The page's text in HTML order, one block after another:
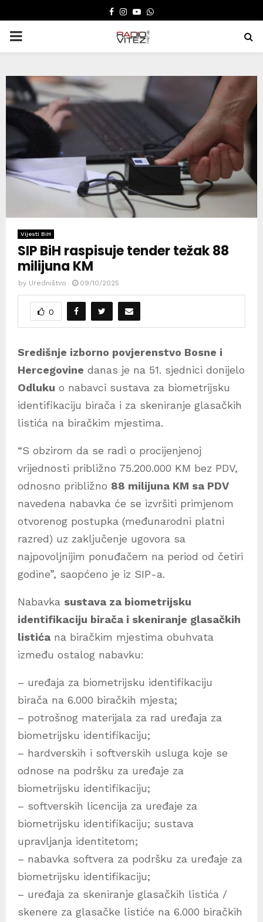
FACEBOOK
INSTAGRAM
YOUTUBE
WHATSAPP
PRIMARY
Vijesti BiH
SIP BiH raspisuje tender težak 88
milijuna KM
by Uredništvo 09/10/2025
0
Središnje izborno povjerenstvo Bosne i
Hercegovine danas je na 51. sjednici donijelo
Odluku o nabavci sustava za biometrijsku
identifikaciju birača i za skeniranje glasačkih
listića na biračkim mjestima.
“S obzirom da se radi o procijenjenoj
vrijednosti približno 75.200.000 KM bez PDV,
odnosno približno 88 milijuna KM sa PDV
navedena nabavka će se izvršiti primjenom
otvorenog postupka (međunarodni platni
razred) uz zaključenje ugovora sa
najpovoljnijim ponuđačem na period od četiri
godine”, saopćeno je iz SIP-a.
Nabavka sustava za biometrijsku
identifikaciju birača i skeniranje glasačkih
listića na biračkim mjestima obuhvata
između ostalog nabavku:
– uređaja za biometrijsku identifikaciju
birača na 6.000 biračkih mjesta;
– potrošnog materijala za rad uređaja za
biometrijsku identifikaciju;
– hardverskih i softverskih usluga koje se
odnose na podršku za uređaje za
biometrijsku identifikaciju;
– softverskih licencija za uređaje za
biometrijsku identifikaciju; sustava
upravljanja identitetom;
– nabavka softvera za podršku za uređaje za
biometrijsku identifikaciju;
– uređaja za skeniranje glasačkih listića /
skenere za glasačke listiće na 6.000 biračkih